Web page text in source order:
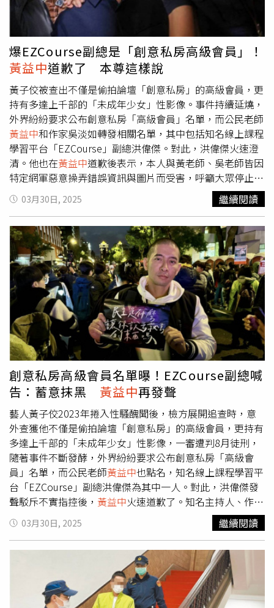
有立委、議員、或媒體人願意協助進入市場、走上街頭進行
宣講，對於擴大民意支持極為重要。「大罷免」能走到今天
實屬不易，過程艱辛，在這個關鍵時刻，希望凝聚最大的民
意，也感謝「八方支援」成為罷團堅強的後盾。媒體人陳東
豪說，現場許多與會者都是長期關注台灣政治的媒體人，然
而大家都未曾見過如今這般混亂的國會現況。他直言，這已
非單純黨派之爭，而是國會最基本運作規則遭到破壞，多數
黨應負起最大責任。正因為如此，許多媒體朋友也選擇加入
助講團，發揮媒體人的社會影響力，為恢復國會正常運作盡
一份心力。媒體人陳敏鳳表示，身為曾在立法院跑新聞超過
二十年的記者，衷心期盼國會能恢復理性對話。她強調，行
政與立法之間應有明確而合理的界限，國會的正常運作是整
體社會運作的根基，因此她也願意投身宣講活動，為此目標
努力。林俊憲補充說，過去幾週來，他已陸續和各地罷團建
立聯繫管道，無論人力、物力都盡可能協助，例如他的宣傳
車目前就正借給罷團使用，現在實際陪罷團一起打陸戰，發
現需要更多媒體資源，他便想辦法來整合。現在罷免已進入
最後衝刺階段，民進黨全體黨公職都應暫且放下個人得失，
全心全意投入協助大罷免，因為罷免最終結果將直接決定民
進黨未來能否穩健執政，若是民進黨的一員，就絕對不能置
身事外，每個人都能以自己能力所及的方式協助公民創造歷
史。
爆EZCourse副總是「創意私房高級會員」！
黃益中道歉了 本尊這樣說
黃子佼被查出不僅是偷拍論壇「創意私房」的高級會員，更
持有多達上千部的「未成年少女」性影像。事件持續延燒，
外界紛紛要求公布創意私房「高級會員」名單，而公民老師
黃益中和作家吳淡如轉發相關名單，其中包括知名線上課程
學習平台「EZCourse」副總洪偉傑。對此，洪偉傑火速澄
清。他也在黃益中道歉後表示，本人與黃老師、吳老師皆因
特定網軍惡意操弄錯誤資訊與圖片而受害，呼籲大眾停止不
實訊息散播。洪偉傑昨（29日）發聲明澄清，有關近日不明
人士在臉書以數個假帳號捏造本人為「創意私房會員」之內
容，特此聲明澄清純屬惡意虛構不實謠言，嚴重損及本人及
日月文化出版股份有限公司EZ Course線上課程學習平台聲
譽，請大眾勿輕信假訊息而受影響。網路散播假訊息涉犯刑
法加重誹謗罪，請大眾切勿轉傳散播，以免觸法，提請注
意。洪偉傑強調，若繼續散布不實指控，將採取法律行動，
此等不實言論係由特定網路網軍策劃並針對性攻擊，藉由網
路惡意攻擊手法蓄意抹黑，以達到惡意毀損名譽之目的；日
月文化出版股份有限公司嚴正警告相關人士，立即停止任何
形式的誹謗攻擊行為，並立即刪除所有相關不實留言與訊
息，若有再犯或持續散播，必將請敦信法律事務所嚴密蒐
證，全力追究到底，務必使散播者承擔一切法律後果，絕不
姑息。事後，黃益中 道歉，本人轉發Threads上網友所貼創
意私房涉案名單，其中「線上平台副總洪偉傑」發出聲明
書，此為假帳號虛構不實謠言，本人若有不當轉發造成當事
人名譽受損，在此公告道歉。對此，洪偉傑回應，「本人誠
摯感謝吳老師與黃老師為台灣社會發聲，嚴正譴責創意私房
事件嚴重迫害台灣孩童的成長環境與社會和諧。本人與黃老
師、吳老師皆因特定網軍惡意操弄錯誤資訊與圖片而受害，
呼籲大眾停止不實訊息散播。本人自此不再就此事對外發
言，感謝吳淡如老師與黃益中老師的協助，期盼各界一同打
造和諧友善的社會環境，保障孩童健康成長。」
03月30日, 2025 繼續閱讀
創意私房高級會員名單曝！EZCourse副總喊
告：蓄意抹黑 黃益中再發聲
藝人黃子佼2023年捲入性騷醜聞後，檢方展開追查時，意
外查獲他不僅是偷拍論壇「創意私房」的高級會員，更持有
多達上千部的「未成年少女」性影像，一審遭判8月徒刑，
隨著事件不斷發酵，外界紛紛要求公布創意私房「高級會
員」名單，而公民老師黃益中也點名，知名線上課程學習平
台「EZCourse」副總洪偉傑為其中一人。對此，洪偉傑發
聲駁斥不實指控後， 黃益中火速道歉了。知名主持人、作家
「吳淡如」近日在臉書發文號召網友，「你是否也贊成公布
這80位「高級會員」名單並起訴，不管他們有何等社會名
望？」並附上憤怒符號表情貼。貼文曝光後，網友紛紛響應
留言，「沒有理由不公布，必須公布！」、「贊成，加害者
還在乎社會名望？」、「非常讚成，這群人真的超可惡
的」、「公布所有的個資，就像他們公布未成年的個資」、
「不能矛頭都只瞄準一個，其他都是共犯...」、「這些魔鬼
03月30日, 2025 繼續閱讀